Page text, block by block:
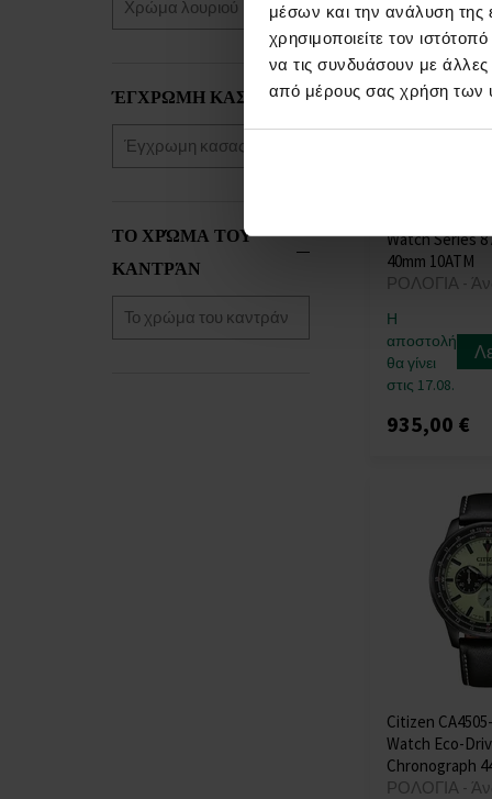
μέσων και την ανάλυση της
χρησιμοποιείτε τον
να τις συνδυάσουν με
από μέρους σας χρήση των
Morellato(+9)
Nubeo(+20)
OPS!SMART (+7)
Orient (+111)
Paul Rich(+68)
Perigaum
PICTO (+98)
Plein Sport(+3)
ΈΓΧΡΩΜΗ ΚΑΣΑΣ
ΤΟ ΧΡΏΜΑ ΤΟΥ
ΚΑΝΤΡΆΝ
Watch Series
40mm 10ATM
ΡΟΛΟΓΙΑ -
Η
αποστολή
θα γίνει
στις 17.08.
935,00 €
Citizen
Watch Eco-
Chronograph
ΡΟΛΟΓΙΑ -